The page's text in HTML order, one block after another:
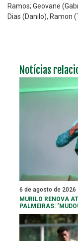
Ramos; Geovane
Dias (Danilo), Ramon
Notícias
6 de agosto de 2026
MURILO RENOVA
PALMEIRAS: